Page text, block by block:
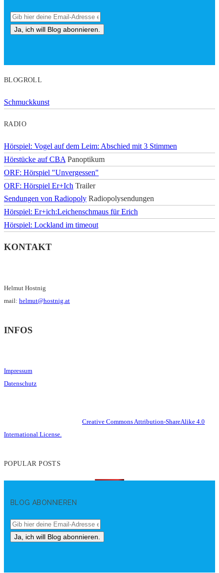
BLOGROLL
Schmuckkunst
RADIO
Hörspiel: Vogel auf dem Leim: Abschied mit 3 Stimmen
Hörstücke auf CBA Panoptikum
ORF: Hörspiel "Unvergessen"
ORF: Hörspiel Er+Ich Trailer
Sendungen von Radiopoly Radiopolysendungen
Hörspiel: Er+ich:Leichenschmaus für Erich
Hörspiel: Lockland im timeout
KONTAKT
Helmut Hostnig
mail: helmut@hostnig.at
INFOS
Impressum
Datenschutz
Creative Commons Attribution-ShareAlike 4.0
International License.
POPULAR POSTS
BLOG ABONNIEREN